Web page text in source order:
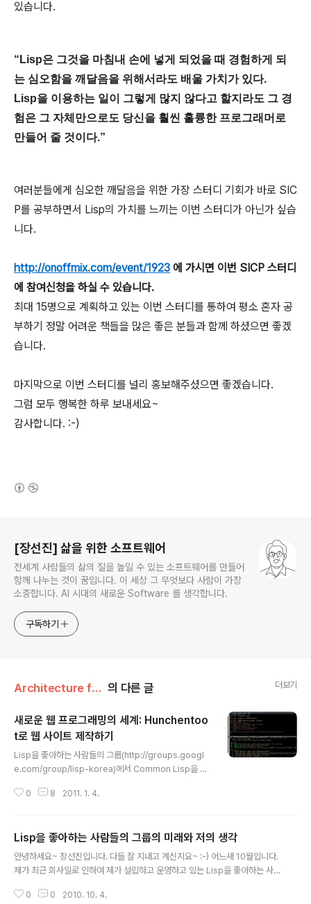
있습니다.
“Lisp은 그것을 마침내 손에 넣게 되었을 때 경험하게 되
는 심오함을 깨달음을 위해서라도 배울 가치가 있다.
Lisp을 이용하는 일이 그렇게 많지 않다고 할지라도 그 경
험은 그 자체만으로도 당신을 훨씬 훌륭한 프로그래머로
만들어 줄 것이다.”
여러분들에게 심오한 깨달음을 위한 가장 스터디 기회가 바로 SIC
P를 공부하면서 Lisp의 가치를 느끼는 이번 스터디가 아닌가 싶습
니다.
http://onoffmix.com/event/1923 에 가시면 이번 SICP 스터디
에 참여신청을 하실 수 있습니다.
최대 15명으로 계획하고 있는 이번 스터디를 통하여 평소 혼자 공
부하기 정말 어려운 책들을 많은 좋은 분들과 함께 하셨으면 좋겠
습니다.
마지막으로 이번 스터디를 널리 홍보해주셨으면 좋겠습니다.
그럼 모두 행복한 하루 보내세요~
감사합니다. :-)
[장선진] 삶을 위한 소프트웨어
전세계 사람들의 삶의 질을 높일 수 있는 소프트웨어를 만들어
함께 나누는 것이 꿈입니다. 이 세상 그 무엇보다 사람이 가장
소중합니다. AI 시대의 새로운 Software 를 생각합니다.
구독하기
Architecture for Software/Lisp 의 다른 글 더보기
새로운 웹 프로그래밍의 세계: Hunchentoo
t로 웹 사이트 제작하기
Lisp을 좋아하는 사람들의 그룹(http://groups.googl
e.com/group/lisp-korea)에서 Common Lisp을 하
터디하고 있습니다. 현재까지 C프로그램과의 링킹부터 S
발표하기로 하였습니다. ^^~ 사실 이번에 웹 프로그래밍
발표를 위하여 여러가지 자료를 찾으면서 역시 Common
Lisp은 긴 역사만큼 강력하다는 것을 느꼈습니다. 실제 활
해되지 않았던 부분도 자연스럽게 많이 이해되었습니다. ^
0 8 2011. 1. 4.
Lisp을 좋아하는 사람들의 그룹의 미래와 저의 생각
안녕하세요~ 장선진입니다. 다들 잘 지내고 계신지요~ :-) 어느새 10월입니다.
제가 최근 회사일로 인하여 제가 설립하고 운영하고 있는 Lisp을 좋아하는 사
가 조금 더 먼저 챙겼어야 하는데 많은 신경을 쓰지 못해서 죄송합니다. 클로저
0 0 2010. 10. 4.